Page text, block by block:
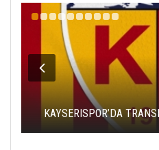
KAYSERISPOR’DA